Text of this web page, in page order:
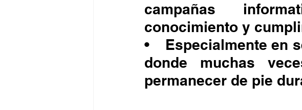
campañas
conocimiento y
•	Especialmente en sectores de comercio y servicios
donde muchas
permanecer de pie